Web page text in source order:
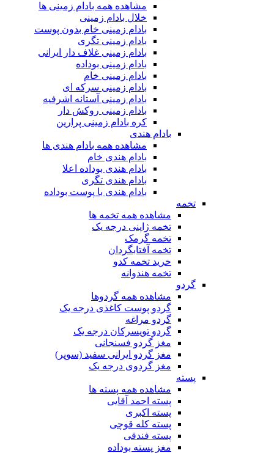
مشاهده همه بادام زمینی ها
خلال بادام زمینی
بادام زمینی خام بدون پوست
بادام زمینی تگری
بادام زمینی غلاف دار ایرانی
بادام زمینی بوداده
بادام زمینی خام
بادام زمینی سرکه ای
بادام زمینی آستانه اشرفیه
بادام زمینی روکش دار
کره بادام زمینی پرارین
بادام هندی
مشاهده همه بادام هندی ها
بادام هندی خام
بادام هندی بوداده اعلا
بادام هندی تگری
بادام هندی با پوست بوداده
تخمه
مشاهده همه تخمه ها
تخمه ژاپنی درجه یک
تخمه گرمک
تخمه آفتابگردان
خرید تخمه کدو
تخمه هندوانه
گردو
مشاهده همه گردوها
گردو پوست کاغذی درجه یک
گردو مراغه
گردو تویسرکان درجه یک
مغز گردو فسنجانی
مغز گردو ایرانی سفید (سوپر)
مغز گردوی درجه یک
پسته
مشاهده همه پسته ها
پسته احمد آقایی
پسته اکبری
پسته کله قوچی
پسته فندقی
مغز پسته بوداده